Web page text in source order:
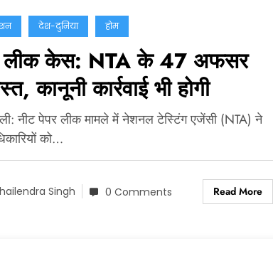
देश-दुनिया होम
लीक केस: NTA के 47 अफसर
कानूनी कार्रवाई भी होगी
नीट पेपर लीक मामले में नेशनल टेस्टिंग एजेंसी (NTA) ने
को…
Singh 0 Comments Read More